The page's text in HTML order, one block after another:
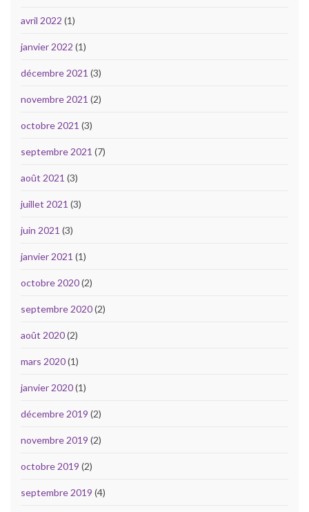
avril 2022 (1)
janvier 2022 (1)
décembre 2021 (3)
novembre 2021 (2)
octobre 2021 (3)
septembre 2021 (7)
août 2021 (3)
juillet 2021 (3)
juin 2021 (3)
janvier 2021 (1)
octobre 2020(2)
septembre 2020(2)
août 2020(2)
mars 2020(1)
janvier 2020(1)
décembre 2019 (2)
novembre 2019 (2)
octobre 2019 (2)
septembre 2019 (4)